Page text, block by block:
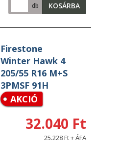
db KOSÁRBA
Firestone
Winter Hawk 4
205/55 R16 M+S
3PMSF 91H
AKCIÓ
32.040 Ft
25.228 Ft + ÁFA